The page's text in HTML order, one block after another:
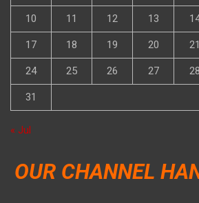
10 11 12 13
17 18 19 20 21
24 25 26 27 28
31
« Jul
OUR CHANNEL